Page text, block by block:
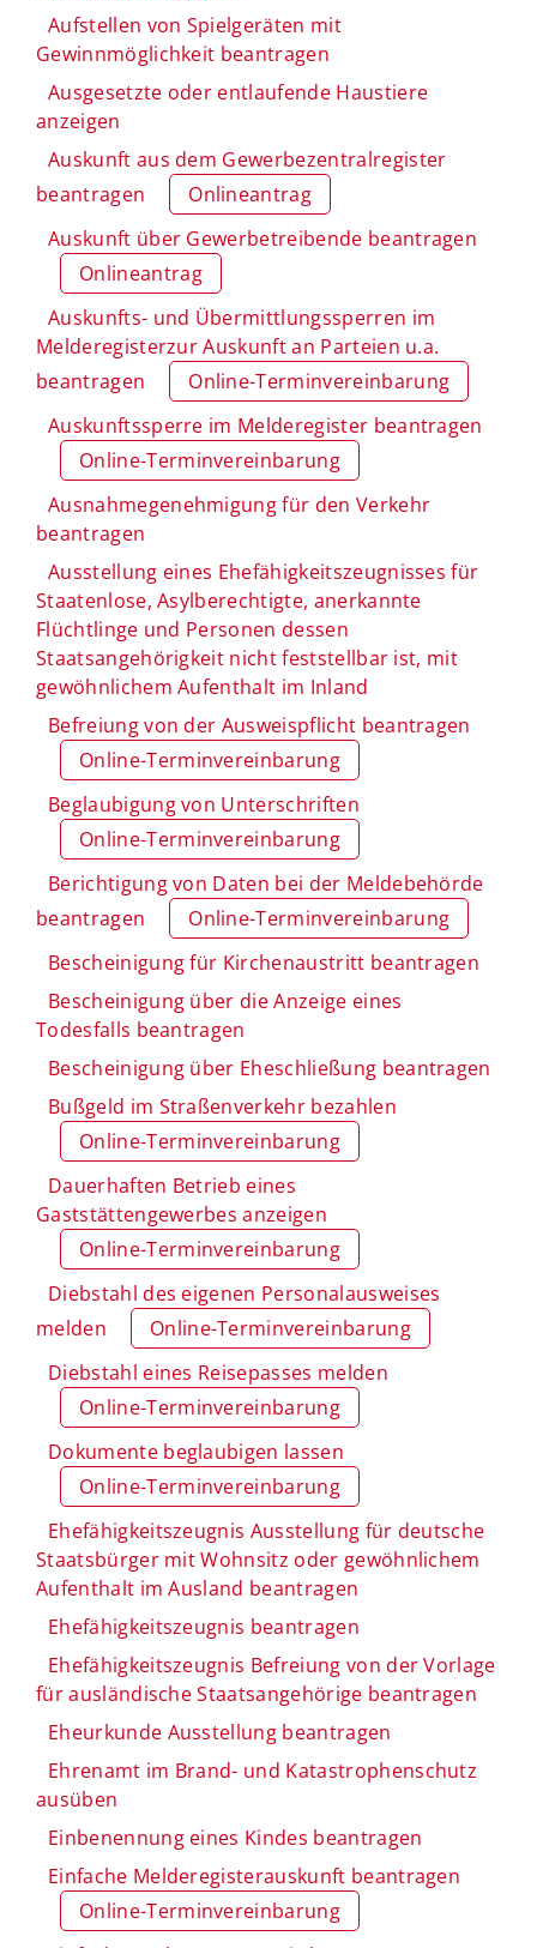
Aufstellen von Spielgeräten mit
Gewinnmöglichkeit beantragen
Ausgesetzte oder entlaufende Haustiere
anzeigen
Auskunft aus dem Gewerbezentralregister
beantragen
Onlineantrag
Auskunft über Gewerbetreibende beantragen
Onlineantrag
Auskunfts- und Übermittlungssperren im
Melderegisterzur Auskunft an Parteien u.a.
beantragen
Online-Terminvereinbarung
Auskunftssperre im Melderegister beantragen
Online-Terminvereinbarung
Ausnahmegenehmigung für den Verkehr
beantragen
Ausstellung eines Ehefähigkeitszeugnisses für
Staatenlose, Asylberechtigte, anerkannte
Flüchtlinge und Personen dessen
Staatsangehörigkeit nicht feststellbar ist, mit
gewöhnlichem Aufenthalt im Inland
Befreiung von der Ausweispflicht beantragen
Online-Terminvereinbarung
Beglaubigung von Unterschriften
Online-Terminvereinbarung
Berichtigung von Daten bei der Meldebehörde
beantragen
Online-Terminvereinbarung
Bescheinigung für Kirchenaustritt beantragen
Bescheinigung über die Anzeige eines
Todesfalls beantragen
Bescheinigung über Eheschließung beantragen
Bußgeld im Straßenverkehr bezahlen
Online-Terminvereinbarung
Dauerhaften Betrieb eines
Gaststättengewerbes anzeigen
Online-Terminvereinbarung
Diebstahl des eigenen Personalausweises
melden
Online-Terminvereinbarung
Diebstahl eines Reisepasses melden
Online-Terminvereinbarung
Dokumente beglaubigen lassen
Online-Terminvereinbarung
Ehefähigkeitszeugnis Ausstellung für deutsche
Staatsbürger mit Wohnsitz oder gewöhnlichem
Aufenthalt im Ausland beantragen
Ehefähigkeitszeugnis beantragen
Ehefähigkeitszeugnis Befreiung von der Vorlage
für ausländische Staatsangehörige beantragen
Eheurkunde Ausstellung beantragen
Ehrenamt im Brand- und Katastrophenschutz
ausüben
Einbenennung eines Kindes beantragen
Einfache Melderegisterauskunft beantragen
Online-Terminvereinbarung